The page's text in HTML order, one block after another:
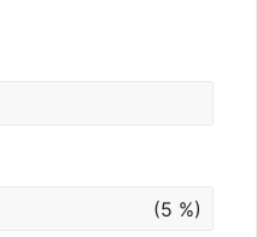
(5 %)